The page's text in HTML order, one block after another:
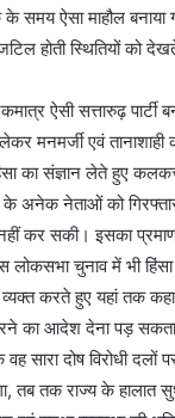
के समय ऐसा माहौल
होती स्थितियों को
ऐसी सत्तारुढ़
मनमर्जी एवं
का संज्ञान लेते हुए
नेताओं को गिरफ्तार
कर सकी। इसका
चुनाव में भी
करते हुए यहां तक
का आदेश देना पड़ सकता
सारा दोष विरोधी
तब तक राज्य के हालात